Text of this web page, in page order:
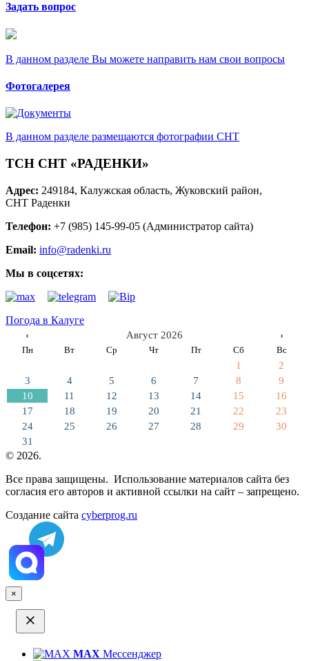
Задать вопрос
В данном разделе Вы можете направить нам свои вопросы
Фотогалерея
В данном разделе размещаются фотографии СНТ
ТСН СНТ «РАДЕНКИ»
Адрес: 249184, Калужская область, Жуковский район,
СНТ Раденки
Телефон: +7 (985) 145-99-05 (Администратор сайта)
Email: info@radenki.ru
Мы в соцсетях:
Погода в Калуге
‹ Август 2026 ›
Пн Вт Ср Чт Пт Сб Вс
1
2
3
4 5 6 7 8
9
10
11 12 13 14 15
16
17
18 19 20 21 22
23
24
25 26 27 28 29
30
31
© 2026.
Все права защищены. Использование материалов сайта без
согласия его авторов и активной ссылки на сайт – запрещено.
Создание сайта cyberprog.ru
×
MAX Мессенджер